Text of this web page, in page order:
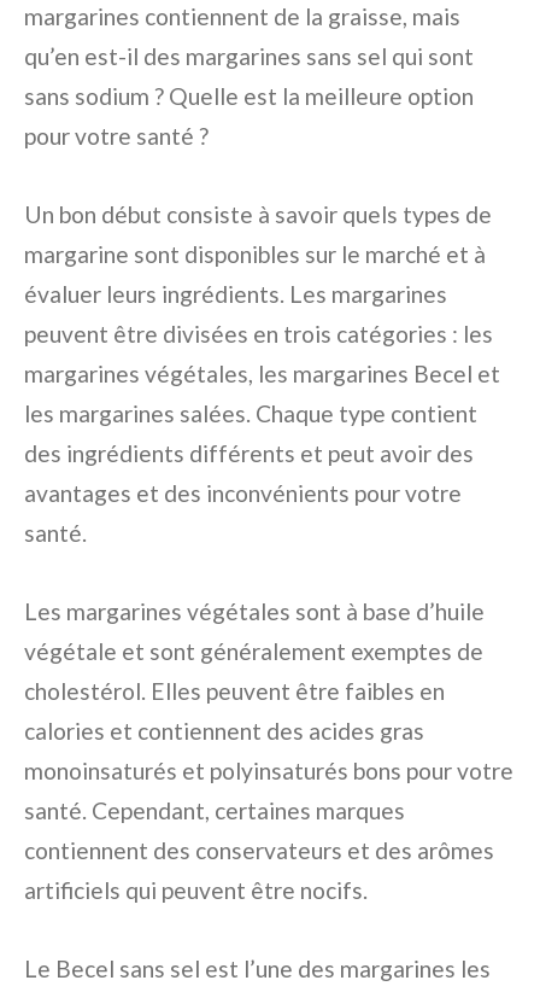
margarines contiennent de la graisse, mais
qu’en est-il des margarines sans sel qui sont
sans sodium ? Quelle est la meilleure option
pour votre santé ?
Un bon début consiste à savoir quels types de
margarine sont disponibles sur le marché et à
évaluer leurs ingrédients. Les margarines
peuvent être divisées en trois catégories : les
margarines végétales, les margarines Becel et
les margarines salées. Chaque type contient
des ingrédients différents et peut avoir des
avantages et des inconvénients pour votre
santé.
Les margarines végétales sont à base d’huile
végétale et sont généralement exemptes de
cholestérol. Elles peuvent être faibles en
calories et contiennent des acides gras
monoinsaturés et polyinsaturés bons pour votre
santé. Cependant, certaines marques
contiennent des conservateurs et des arômes
artificiels qui peuvent être nocifs.
Le Becel sans sel est l’une des margarines les